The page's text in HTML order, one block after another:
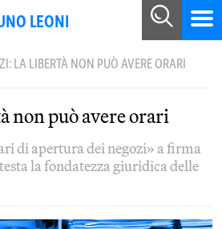
LEONI
LA LIBERTÀ NON PUÒ AVERE ORARI
non può avere orari
di apertura dei negozi» a firma
la fondatezza giuridica delle